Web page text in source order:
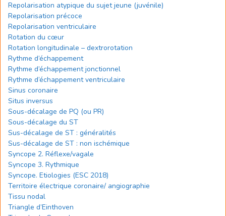
Repolarisation atypique du sujet jeune (juvénile)
Repolarisation précoce
Repolarisation ventriculaire
Rotation du cœur
Rotation longitudinale – dextrorotation
Rythme d’échappement
Rythme d’échappement jonctionnel
Rythme d’échappement ventriculaire
Sinus coronaire
Situs inversus
Sous-décalage de PQ (ou PR)
Sous-décalage du ST
Sus-décalage de ST : généralités
Sus-décalage de ST : non ischémique
Syncope 2. Réflexe/vagale
Syncope 3. Rythmique
Syncope. Etiologies (ESC 2018)
Territoire électrique coronaire/ angiographie
Tissu nodal
Triangle d’Einthoven